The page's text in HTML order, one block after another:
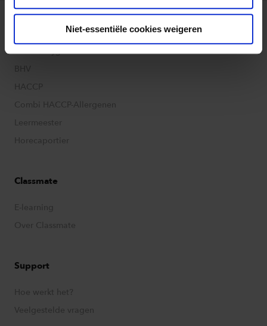
Niet-essentiële cookies weigeren
Cursusaanbod
Sociale Hygiëne Online
HACCP
Combi HACCP-Allergenen
Leermeester
Horecaportier
Classmate
E-learning
Over Classmate
Support
Hoe werkt het?
Veelgestelde vragen